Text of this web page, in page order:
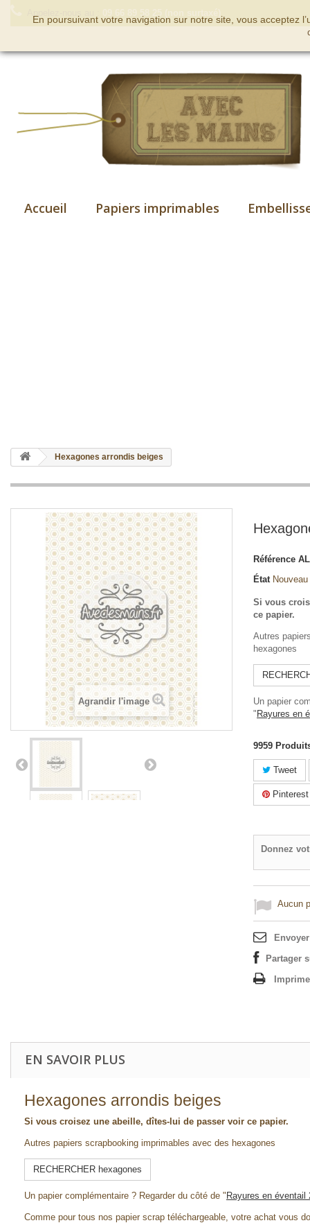
Accueil Papiers imprimables
Hexagones arrondis beiges
Agrandir l'image
Référence
État Nouveau
Si vous
ce papier.
Autres
hexagones
Un papier
" Rayures en
9959
Tweet
Pinterest
Donnez
Aucun
Partager
EN SAVOIR PLUS
Hexagones arrondis beiges
Si vous croisez une abeille, dîtes-lui de passer voir ce papier.
Autres papiers scrapbooking imprimables avec des hexagones
RECHERCHER hexagones
Un papier complémentaire ? Regarder du côté de " Rayures en éventail
Comme pour tous nos papier scrap téléchargeable, votre achat vous
En poursuivant votre navigation sur notre site, vous acceptez